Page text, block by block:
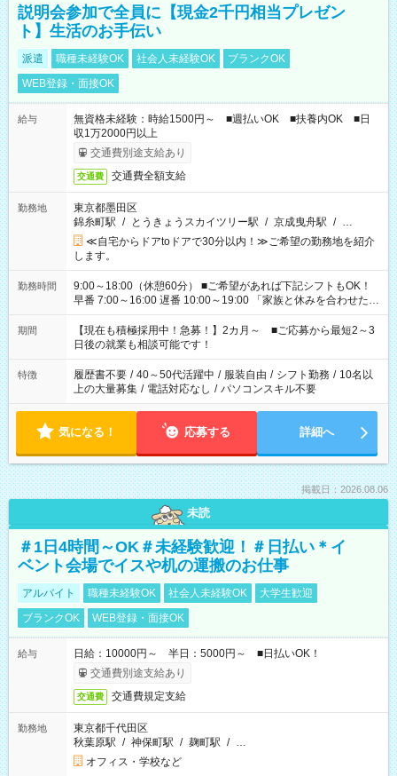
説明会参加で全員に【現金2千円相当プレゼン
ト】生活のお手伝い
派遣 職種未経験OK 社会人未経験OK
ブランクOK
WEB登録・面接OK
給与
無資格未経験：時給1500円～ ■週払いOK ■扶養内OK ■日
収1万2000円以上
交通費別途支給あり
交通費 交通費全額支給
勤務地
東京都墨田区
錦糸町駅 / とうきょうスカイツリー駅 / 京成曳舟駅 / …
≪自宅からドアtoドアで30分以内！≫ご希望の勤務地を紹介
します。
勤務時間
9:00～18:00（休憩60分） ■ご希望があれば下記シフトもOK！
早番 7:00～16:00 遅番 10:00～19:00 「家族と休みを合わせた
い」 「余裕を持って夕飯の準備がしたい」 「できれば残業はし
たくない」 など、ご希望を教えてくださいね。 ※Wワーク希望
の方へ 今ご覧のお仕事で希望する勤務時間と、もう1つのお仕事
の勤務時間。 合計で週40時間を超える場合は応募できません。
期間
【現在も積極採用中！急募！】2カ月～ ■ご応募から最短2～3
日後の就業も相談可能です！
特徴 履歴書不要 / 40～50代活躍中 / 服装自由 / シフト勤務 / 10名以
上の大量募集 / 電話対応なし / パソコンスキル不要
気になる！ 応募する 詳細へ
掲載日：2026.08.06
未読
＃1日4時間～OK＃未経験歓迎！＃日払い＊イ
ベント会場でイスや机の運搬のお仕事
アルバイト 職種未経験OK 社会人未経験OK
大学生歓迎
ブランクOK
WEB登録・面接OK
給与
日給：10000円～ 半日：5000円～ ■日払いOK！
交通費別途支給あり
交通費 交通費規定支給
勤務地
東京都千代田区
秋葉原駅 / 神保町駅 / 麹町駅 / …
オフィス・学校など